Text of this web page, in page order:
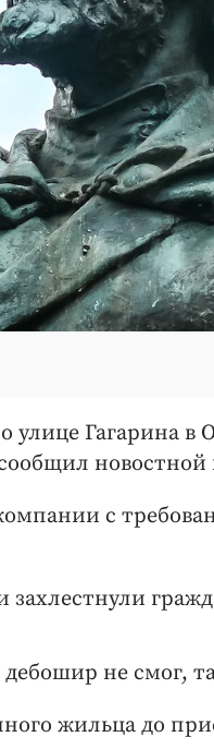
улице Гагарина
новостной
с
не смог,
жильца до